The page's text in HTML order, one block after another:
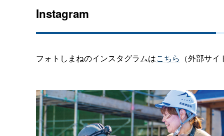
Instagram
フォトしまねのインスタグラムはこちら （外部サイ